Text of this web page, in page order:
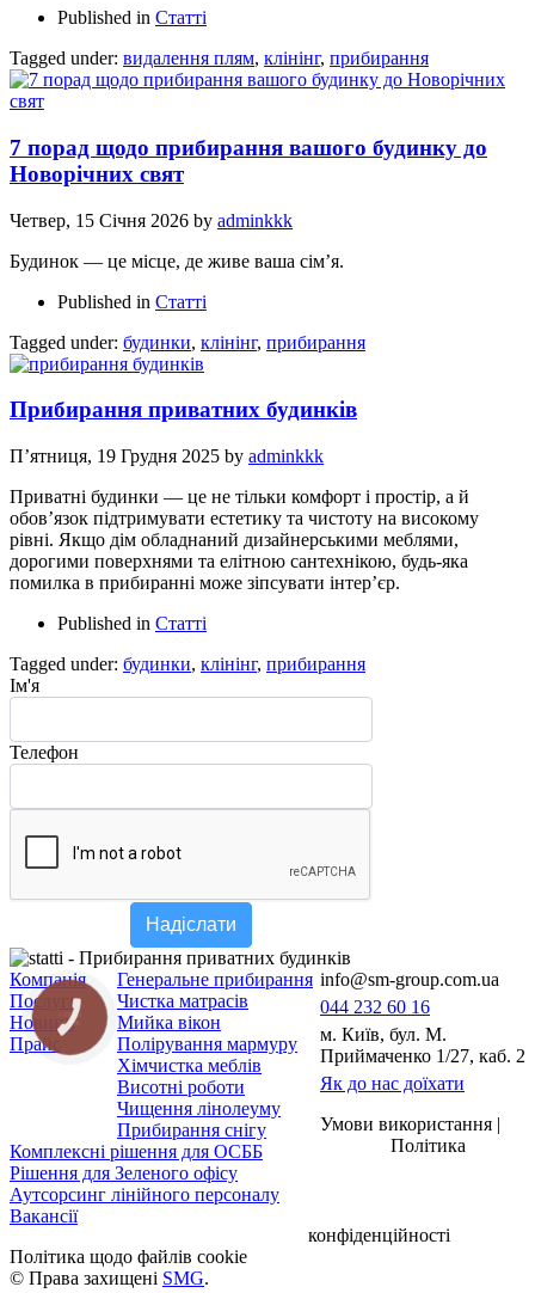
Published in Статті
Tagged under: видалення плям, клінінг, прибирання
7 порад щодо прибирання вашого будинку до
Новорічних свят
Четвер, 15 Січня 2026 by adminkkk
Будинок — це місце, де живе ваша сім’я.
Published in Статті
Tagged under: будинки, клінінг, прибирання
Прибирання приватних будинків
П’ятниця, 19 Грудня 2025 by adminkkk
Приватні будинки — це не тільки комфорт і простір, а й
обов’язок підтримувати естетику та чистоту на високому
рівні. Якщо дім обладнаний дизайнерськими меблями,
дорогими поверхнями та елітною сантехнікою, будь-яка
помилка в прибиранні може зіпсувати інтер’єр.
Published in Статті
Tagged under: будинки, клінінг, прибирання
Ім'я
Телефон
Надіслати
Компанія
Послуги
Новини
Прайс
Генеральне прибирання
Чистка матрасів
Мийка вікон
Полірування мармуру
Хімчистка меблів
Висотні роботи
Чищення лінолеуму
Прибирання снігу
Комплексні рішення для ОСББ
Рішення для Зеленого офісу
Аутсорсинг лінійного персоналу
Вакансії
info@sm-group.com.ua
044 232 60 16
м. Київ, бул. М.
Приймаченко 1/27, каб. 2
Як до нас доїхати
Умови використання |
Політика
конфіденційності
Політика щодо файлів cookie
© Права захищені SMG.
КНОПКА
ЗВ'ЯЗКУ